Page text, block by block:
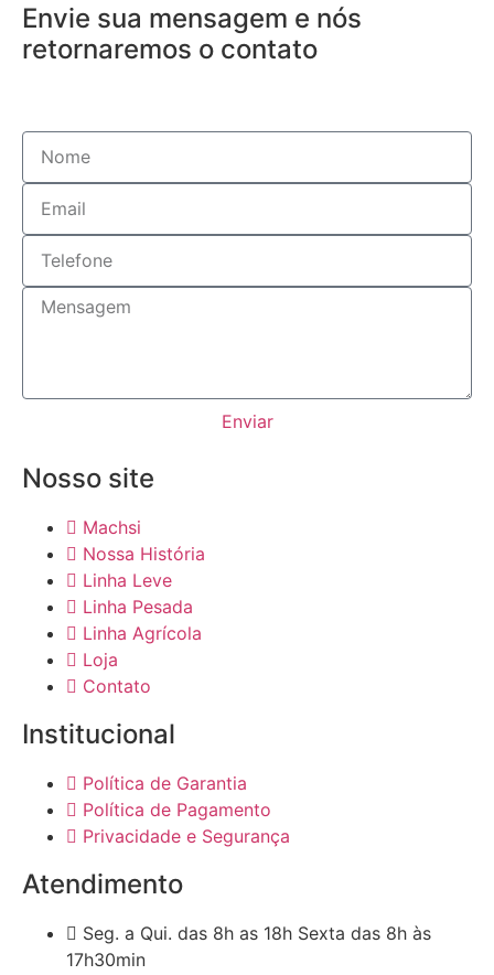
Envie sua mensagem e nós
retornaremos o contato
Enviar
Nosso site
Machsi
Nossa História
Linha Leve
Linha Pesada
Linha Agrícola
Loja
Contato
Institucional
Política de Garantia
Política de Pagamento
Privacidade e Segurança
Atendimento
Seg. a Qui. das 8h as 18h Sexta das 8h às
17h30min